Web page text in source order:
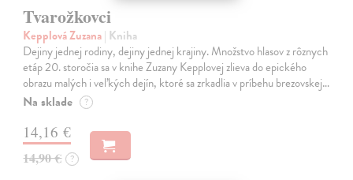
Tvarožkovci
Kepplová Zuzana| Kniha
Dejiny jednej rodiny, dejiny jednej krajiny. Množstvo hlasov z rôznych
etáp 20. storočia sa v knihe Zuzany Kepplovej zlieva do epického
obrazu malých i veľkých dejín, ktoré sa zrkadlia v príbehu brezovskej…
Na sklade ?
14,16 €
14,90 € ?